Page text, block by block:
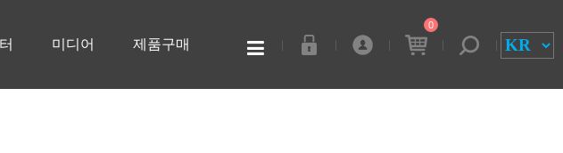
0
미디어 제품구매